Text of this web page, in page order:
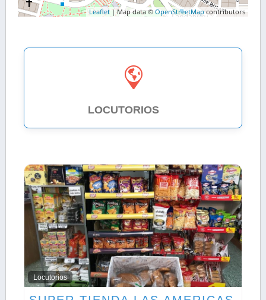
Leaflet | Map data ©OpenStreetMapcontributors
LOCUTORIOS
Locutorios